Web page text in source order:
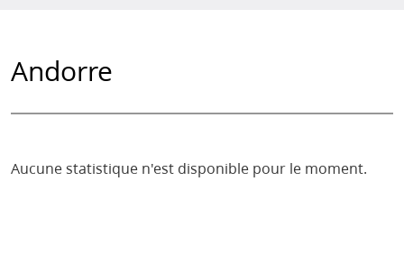
Andorre
Aucune statistique n'est disponible pour le moment.